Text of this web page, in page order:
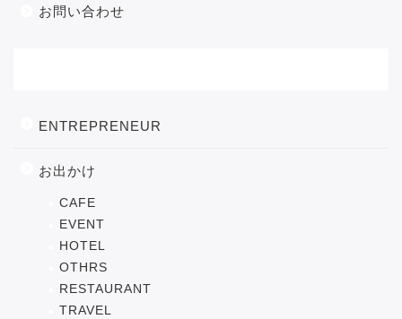
お問い合わせ
ENTREPRENEUR
お出かけ
CAFE
EVENT
HOTEL
OTHRS
RESTAURANT
TRAVEL